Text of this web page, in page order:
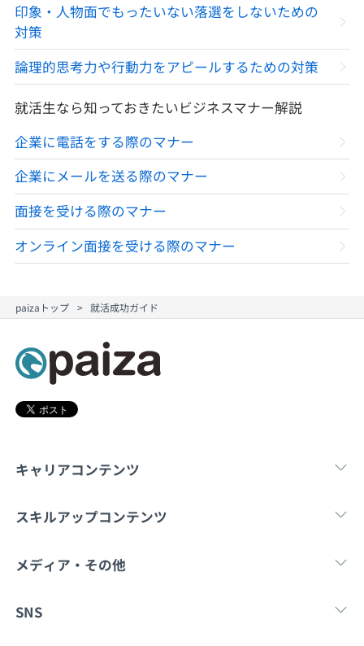
印象・人物面でもったいない落選をしないための
対策
論理的思考力や行動力をアピールするための対策
就活生なら知っておきたいビジネスマナー解説
企業に電話をする際のマナー
企業にメールを送る際のマナー
面接を受ける際のマナー
オンライン面接を受ける際のマナー
paizaトップ 就活成功ガイド
キャリアコンテンツ
転職・キャリア 新卒就
スキルアップコンテンツ
学習 マンガ・ゲーム
メディア・その他
Tech Team Journal note
SNS